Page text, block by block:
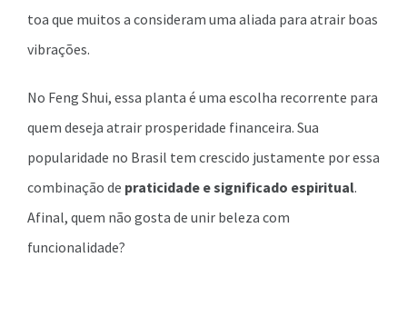
toa que muitos a consideram uma aliada para atrair boas
vibrações.
No Feng Shui, essa planta é uma escolha recorrente para
quem deseja atrair prosperidade financeira. Sua
popularidade no Brasil tem crescido justamente por essa
combinação de praticidade e significado espiritual.
Afinal, quem não gosta de unir beleza com
funcionalidade?